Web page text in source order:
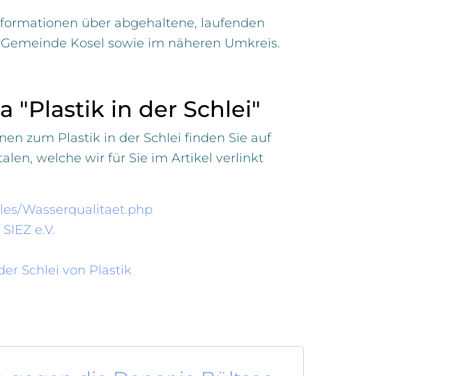
über abgehaltene, laufenden
Kosel sowie im näheren Umkreis.
"Plastik in der Schlei"
zum Plastik in der Schlei finden Sie auf
welche wir für Sie im Artikel verlinkt
Wasserqualitaet.php
e.V.
Schlei von Plastik